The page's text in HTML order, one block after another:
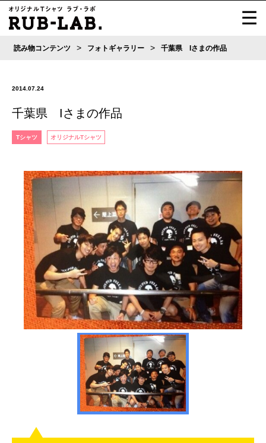
読み物コンテンツ > フォトギャラリー > 千葉県 Iさまの作品
2014.07.24
千葉県 Iさまの作品
Tシャツ オリジナルTシャツ